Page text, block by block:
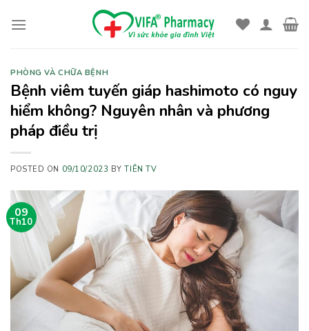
PHÒNG VÀ CHỮA BỆNH
Bệnh viêm tuyến giáp hashimoto có nguy
hiểm không? Nguyên nhân và phương
pháp điều trị
POSTED ON 09/10/2023 BYTIÊN TV
09
Th10